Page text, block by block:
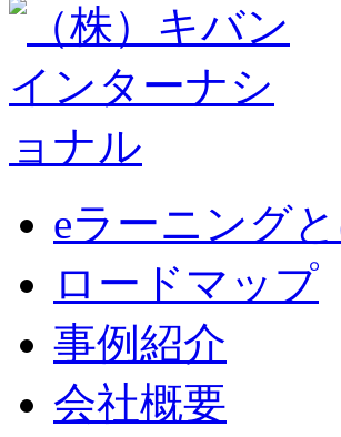
eラーニング
ロードマップ
事例紹介
会社概要